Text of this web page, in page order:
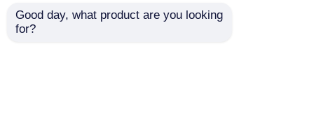
Zewnętrzny P3.9
Pełnokolorowy ekran
Good day, what product are you looking
for?